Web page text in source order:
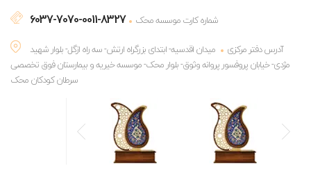
6037-7070-0011-8327
شماره کارت موسسه محک
آدرس دفتر مرکزی
میدان اقدسیه- ابتدای بزرگراه ارتش- سه راه ازگل- بلوار شهید
مژدی- خیابان پروفسور پروانه وثوق- بلوار محک- موسسه خیریه و بیمارستان فوق تخصصی
سرطان کودکان محک